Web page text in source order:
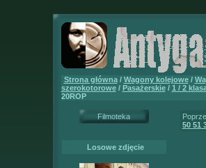
Strona główna/ Wagony kolejowe/
szerokotorowe/ Pasażerskie/ 1 / 2
20ROP
Filmoteka
Losowe zdjęcie
50 51